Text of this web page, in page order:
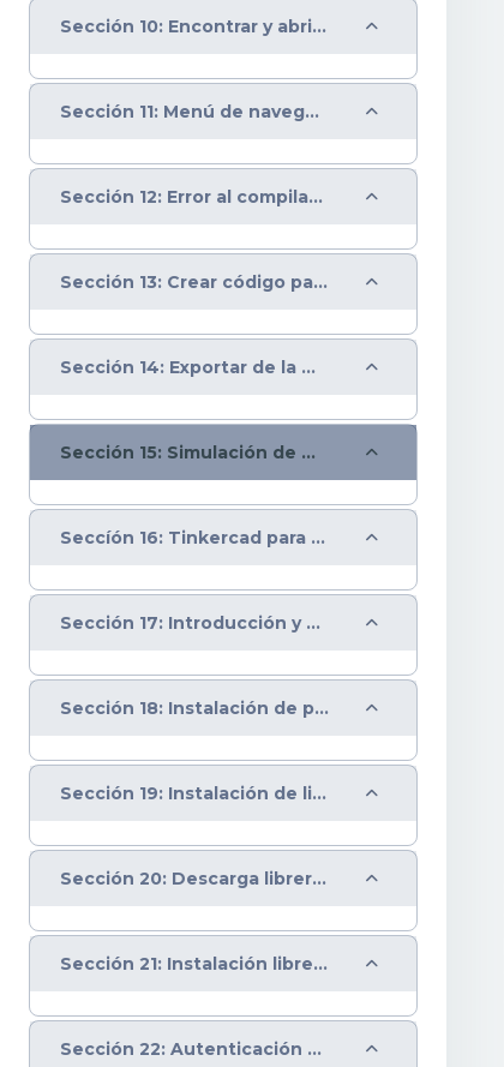
Sección 10: Encontrar y abrir el IDE de Arduino Colapsar
Sección 11: Menú de navegación IDE Arduino Colapsar
Sección 12: Error al compilar y puertos IDE Arduino Colapsar
Sección 13: Crear código para IDE Arduino en la web Colapsar
Sección 14: Exportar de la web un código para el IDE de Arduino Colapsar
Sección 15: Simulación de montajes Arduino en la web Colapsar
Seccíón 16: Tinkercad para simulación de código en placas de Arduino Colapsar
Sección 17: Introducción y configuración en IDE Arduino a la placa IoT ESP8266 Colapsar
Sección 18: Instalación de placa ESP8266 en IDE Arduino Colapsar
Sección 19: Instalación de librerías en IDE Arduino Colapsar
Sección 20: Descarga librería Firebase para IoT en IDE Arduino Colapsar
Sección 21: Instalación librería Arduino Json en IDE y acceso a Firebase Colapsar
Sección 22: Autenticación con correo electrónico Firebase Colapsar